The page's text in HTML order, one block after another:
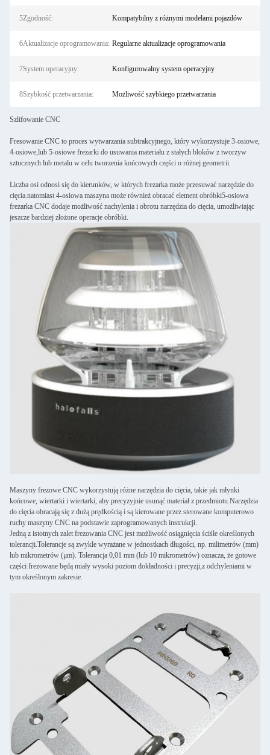
5Zgodność: Kompatybilny z różnymi modelami pojazdów
6Aktualizacje oprogramowania: Regularne aktualizacje oprogramowania
7System operacyjny: Konfigurowalny system operacyjny
8Szybkość przetwarzania: Możliwość szybkiego przetwarzania
Szlifowanie CNC
Fresowanie CNC to proces wytwarzania subtrakcyjnego, który wykorzystuje 3-osiowe,
4-osiowe,lub 5-osiowe frezarki do usuwania materiału z stałych bloków z tworzyw
sztucznych lub metalu w celu tworzenia końcowych części o różnej geometrii.
Liczba osi odnosi się do kierunków, w których frezarka może przesuwać narzędzie do
cięcia.natomiast 4-osiowa maszyna może również obracać element obróbki5-osiowa
frezarka CNC dodaje możliwość nachylenia i obrotu narzędzia do cięcia, umożliwiając
jeszcze bardziej złożone operacje obróbki.
Maszyny frezowe CNC wykorzystują różne narzędzia do cięcia, takie jak młynki
końcowe, wiertarki i wiertarki, aby precyzyjnie usunąć materiał z przedmiotu.Narzędzia
do cięcia obracają się z dużą prędkością i są kierowane przez sterowane komputerowo
ruchy maszyny CNC na podstawie zaprogramowanych instrukcji.
Jedną z istotnych zalet frezowania CNC jest możliwość osiągnięcia ściśle określonych
tolerancji.Tolerancje są zwykle wyrażane w jednostkach długości, np. milimetrów (mm)
lub mikrometrów (μm). Tolerancja 0,01 mm (lub 10 mikrometrów) oznacza, że gotowe
części frezowane będą miały wysoki poziom dokładności i precyzji,z odchyleniami w
tym określonym zakresie.